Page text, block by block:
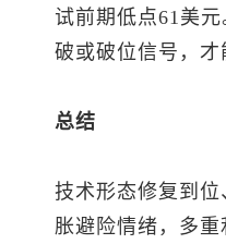
试前期低点61美
破或破位信号，才
总结
技术形态修复到
胀避险情绪，多